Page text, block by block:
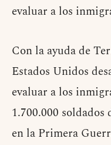
evaluar a los
Con la ayuda de
Estados Unidos
evaluar a los
1.700.000
en la Primera